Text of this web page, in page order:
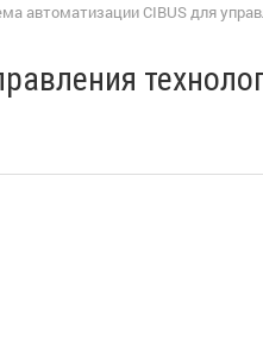
автоматизации CIBUS для